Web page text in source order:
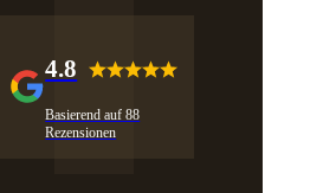
4.8
Basierend auf 88
Rezensionen